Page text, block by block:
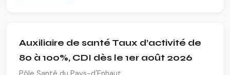
Auxiliaire de santé Taux d’activité de
80 à 100%, CDI dès le 1er août 2026